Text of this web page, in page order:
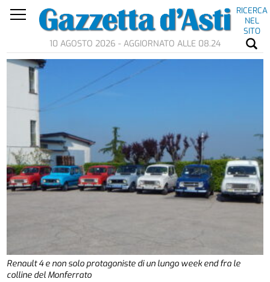
RICERCA
NEL
SITO
10 AGOSTO 2026 - AGGIORNATO ALLE 08.24
Renault 4 e non solo protagoniste di un lungo week end fra le
colline del Monferrato